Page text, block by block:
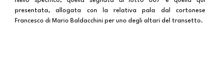
presentata, allogata con la relativa pala dal cortonese
Francesco di Mario Baldacchini per uno degli altari del transetto.